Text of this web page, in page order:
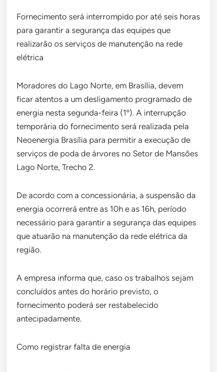
Fornecimento será interrompido por até seis horas
para garantir a segurança das equipes que
realizarão os serviços de manutenção na rede
elétrica
Moradores do Lago Norte, em Brasília, devem
ficar atentos a um desligamento programado de
energia nesta segunda-feira (1º). A interrupção
temporária do fornecimento será realizada pela
Neoenergia Brasília para permitir a execução de
serviços de poda de árvores no Setor de Mansões
Lago Norte, Trecho 2.
De acordo com a concessionária, a suspensão da
energia ocorrerá entre as 10h e as 16h, período
necessário para garantir a segurança das equipes
que atuarão na manutenção da rede elétrica da
região.
A empresa informa que, caso os trabalhos sejam
concluídos antes do horário previsto, o
fornecimento poderá ser restabelecido
antecipadamente.
Como registrar falta de energia